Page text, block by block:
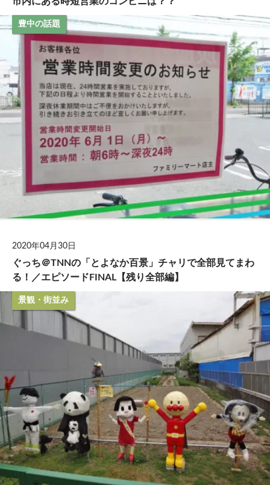
豊中の話題
2020年04月30日
ぐっち＠TNNの「とよなか百景」チャリで全部見てまわ
る！／エピソードFINAL【残り全部編】
景観・街並み